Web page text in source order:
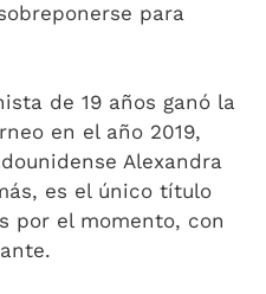
para
de 19 años ganó la
en el año 2019,
Alexandra
es el único título
por el momento, con